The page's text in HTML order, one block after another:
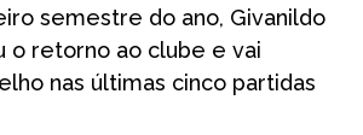
semestre do ano, Givanildo
o retorno ao clube e vai
nas últimas cinco partidas